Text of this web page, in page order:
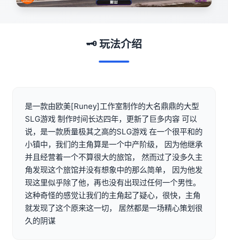
🗝️ 玩法介绍
是一款由欧美[Runey]工作室制作的大名鼎鼎的大型
SLG游戏 制作时间长达四年，更新了巨多内容 可以
说，是一款质量极其之高的SLG游戏 在一个很平和的
小镇中，我们的主角算是一个中产阶级， 因为他继承
并且经营着一个不算很大的旅馆， 然而过了没多久主
角发现这个旅馆并没有想象中的那么简单， 因为他发
现这里似乎除了他，再也没有出现过任何一个男性。
这种奇怪的感觉让我们的主角起了疑心，很快，主角
就发现了这个原来这一切， 居然都是一场精心策划很
久的阴谋